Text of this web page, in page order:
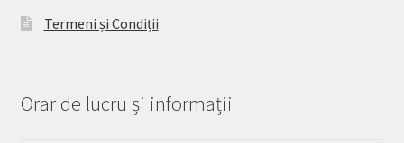
Termeni și Condiții
Orar de lucru și informații